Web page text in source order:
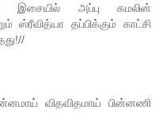
இசையில் அப்பு கமலின்
ஸ்ரீவித்யா தப்பிக்கும் காட்சி
விதவிதமாய் பின்னணி